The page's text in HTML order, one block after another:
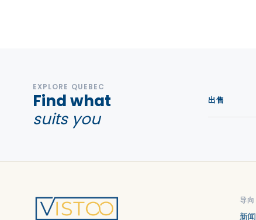
EXPLORE QUEBEC
Find what
suits you
出售
导向
新闻